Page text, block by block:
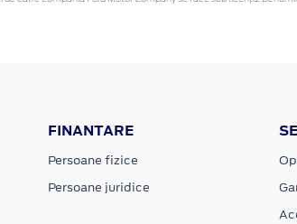
FINANTARE
Persoane fizice
Persoane juridice